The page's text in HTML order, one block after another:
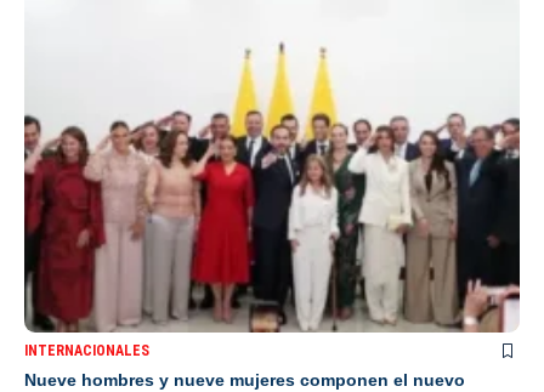
INTERNACIONALES
Nueve hombres y nueve mujeres componen el nuevo